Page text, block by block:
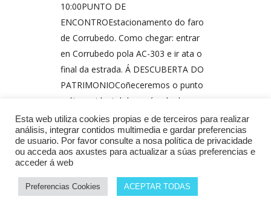
10:00PUNTO DE
ENCONTROEstacionamento do faro
de Corrubedo. Como chegar: entrar
en Corrubedo pola AC-303 e ir ata o
final da estrada. Á DESCUBERTA DO
PATRIMONIOCoñeceremos o punto
máis occidental da península do
Barbanza, unha zona rochosa de
pequenos
Por
Esta web utiliza cookies propias e de terceiros para realizar
análisis, integrar contidos multimedia e gardar preferencias
de usuario. Por favor consulte a nosa política de privacidade
ou acceda aos axustes para actualizar a súas preferencias e
acceder á web
Preferencias Cookies ACEPTAR TODAS